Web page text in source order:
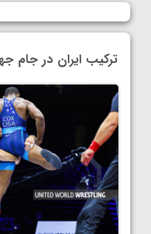
ترکیب ایران در جام